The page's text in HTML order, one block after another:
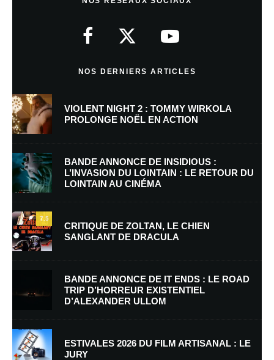
Nom*
E-mail*
Enregistrer mon nom, mon e-mail et mon site dans le navigateur pour
Prévenez-moi de tous les nouveaux commentaires par e-mail.
NOS DERNIERS ARTICLES
VIOLENT NIGHT 2 : TOMMY WIRKOLA
PROLONGE NOËL EN ACTION
BANDE ANNONCE DE INSIDIOUS :
L’INVASION DU LOINTAIN : LE RETOUR DU
LOINTAIN AU CINÉMA
7.5
CRITIQUE DE ZOLTAN, LE CHIEN
SANGLANT DE DRACULA
BANDE ANNONCE DE IT ENDS : LE ROAD
TRIP D’HORREUR EXISTENTIEL
D’ALEXANDER ULLOM
ESTIVALES 2026 DU FILM ARTISANAL : LE
JURY